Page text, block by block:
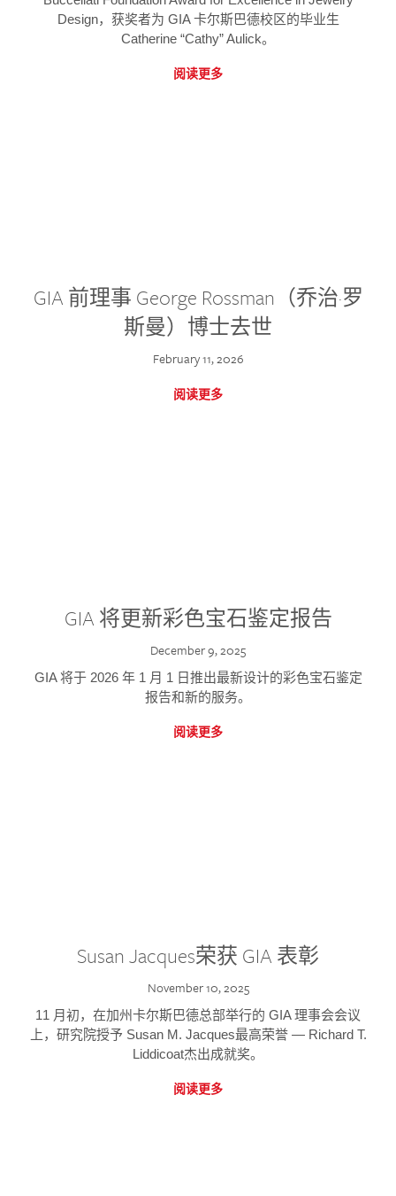
Design，获奖者为 GIA 卡尔斯巴德校区的毕业生
Catherine “Cathy” Aulick。
阅读更多
GIA 前理事 George Rossman（乔治·罗
斯曼）博士去世
February 11, 2026
阅读更多
GIA 将更新彩色宝石鉴定报告
December 9, 2025
GIA 将于 2026 年 1 月 1 日推出最新设计的彩色宝石鉴定
报告和新的服务。
阅读更多
Susan Jacques荣获 GIA 表彰
November 10, 2025
11 月初，在加州卡尔斯巴德总部举行的 GIA 理事会会议
上，研究院授予 Susan M. Jacques最高荣誉 — Richard T.
Liddicoat杰出成就奖。
阅读更多